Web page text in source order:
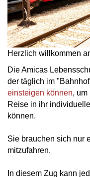
Herzlich willkommen
Die Amicas
der täglich im
einsteigen können,
Reise in ihr
können.
Sie brauchen sich nur
mitzufahren.
In diesem Zug kann